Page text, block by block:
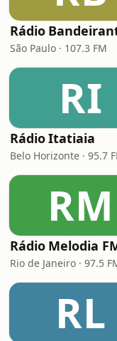
Rádio
São Paulo · 107.3 FM
RI
Rádio Itatiaia
RM
Rádio Melodia
Rio de Janeiro · 97.5
RL